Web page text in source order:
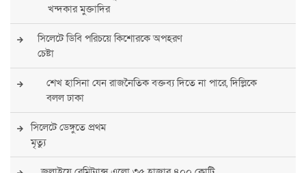
খন্দকার মুক্তাদির
সিলেটে ডিবি পরিচয়ে কিশোরকে অপহরণ
চেষ্টা
শেখ হাসিনা যেন রাজনৈতিক বক্তব্য দিতে না পারে, দিল্লিকে
বলল ঢাকা
সিলেটে ডেঙ্গুতে প্রথম
মৃত্যু